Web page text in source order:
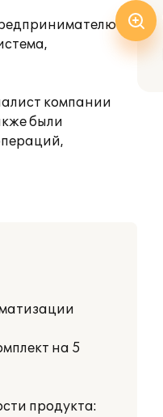
компании
были
на 5
продукта: